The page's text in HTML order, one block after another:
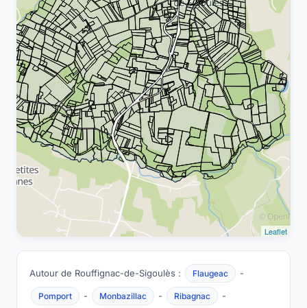
Leaflet
Autour de Rouffignac-de-Sigoulès : Flaugeac -
Pomport - Monbazillac - Ribagnac -